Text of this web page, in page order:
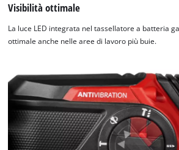
Visibilità ottimale
La luce LED integrata nel tassellatore a batteria
ottimale anche nelle aree di lavoro più buie.